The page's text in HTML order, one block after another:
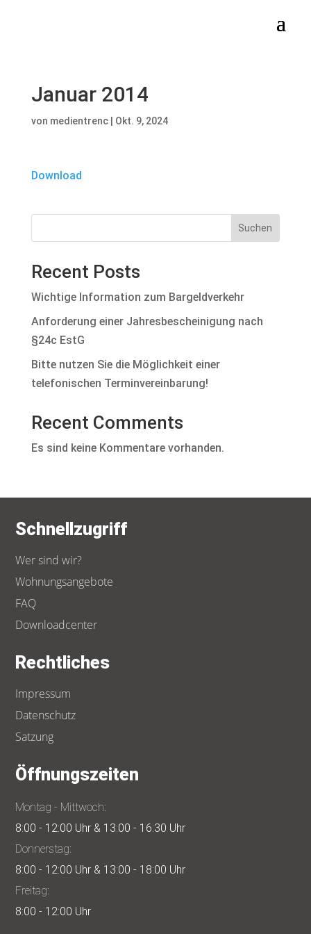
Januar 2014
von medientrenc| Okt. 9, 2024
Download
Suchen
Recent Posts
Wichtige Information zum Bargeldverkehr
Anforderung einer Jahresbescheinigung nach
§24c EstG
Bitte nutzen Sie die Möglichkeit einer
telefonischen Terminvereinbarung!
Recent Comments
Es sind keine Kommentare vorhanden.
Schnellzugriff
Wer sind wir?
Wohnungsangebote
FAQ
Downloadcenter
Rechtliches
Impressum
Datenschutz
Satzung
Öffnungszeiten
Montag - Mittwoch:
8:00 - 12:00 Uhr & 13:00 - 16:30 Uhr
Donnerstag:
8:00 - 12:00 Uhr & 13:00 - 18:00 Uhr
Freitag:
8:00 - 12:00 Uhr